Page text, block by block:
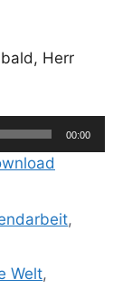
Herr
00:00
,
Welt,